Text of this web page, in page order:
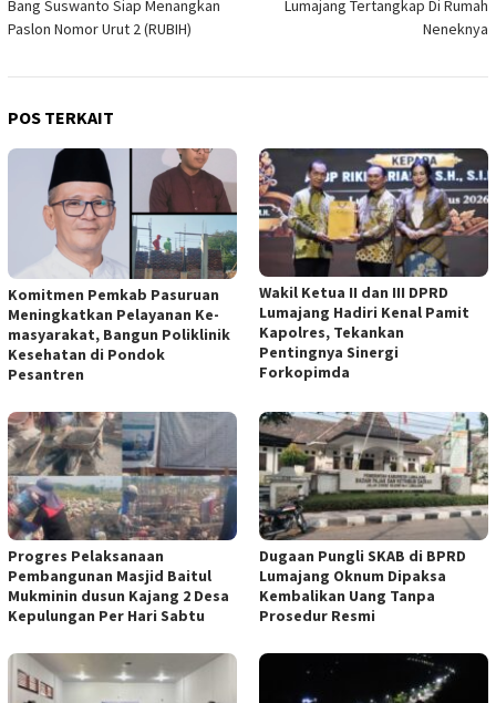
Bang Suswanto Siap Menangkan
Paslon Nomor Urut 2 (RUBIH)
Lumajang Tertangkap Di Rumah
Neneknya
POS TERKAIT
Komitmen Pemkab Pasuruan
Meningkatkan Pelayanan Ke-
masyarakat, Bangun Poliklinik
Kesehatan di Pondok
Pesantren
Wakil Ketua II dan III DPRD
Lumajang Hadiri Kenal Pamit
Kapolres, Tekankan
Pentingnya Sinergi
Forkopimda
Progres Pelaksanaan
Pembangunan Masjid Baitul
Mukminin dusun Kajang 2 Desa
Kepulungan Per Hari Sabtu
Dugaan Pungli SKAB di BPRD
Lumajang Oknum Dipaksa
Kembalikan Uang Tanpa
Prosedur Resmi